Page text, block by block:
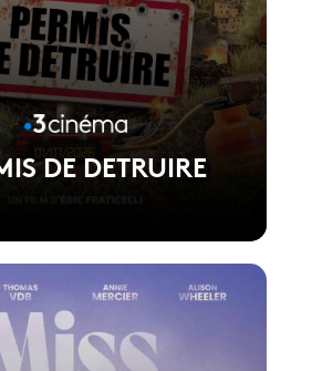
DE DETRUIRE
la fiche du film